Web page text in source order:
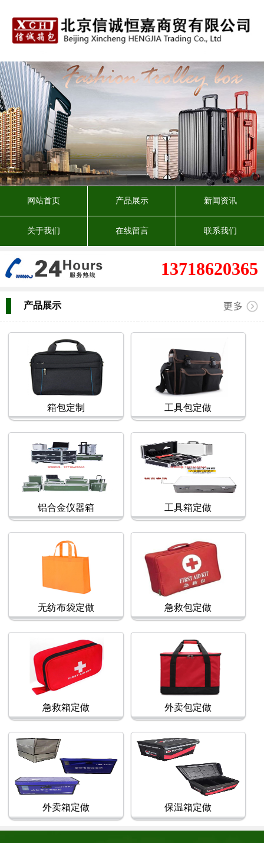
网站首页 产品展示 新闻资讯
关于我们 在线留言 联系我们
13718620365
产品展示
箱包定制 工具包定做
铝合金仪器箱 工具箱定做
无纺布袋定做 急救包定做
急救箱定做 外卖包定做
外卖箱定做 保温箱定做